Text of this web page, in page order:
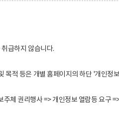
급하지 않습니다.
목적 등은 개별 홈페이지의 하단 '개인정
권리행사 => 개인정보 열람등 요구